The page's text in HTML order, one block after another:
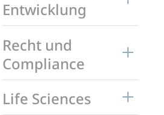
Entwicklung
Recht und
Compliance
Life Sciences